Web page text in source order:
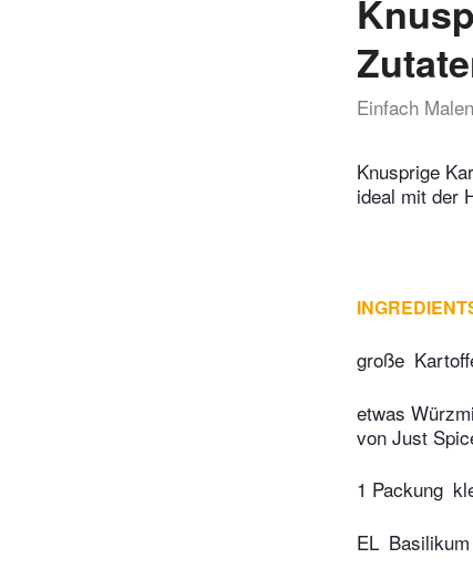
Einfach
Knusprige
ideal mit der
große
etwas
von Just
1 Packung
EL